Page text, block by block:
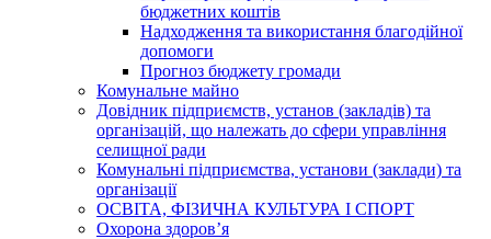
бюджетних коштів
Надходження та використання благодійної
допомоги
Прогноз бюджету громади
Комунальне майно
Довідник підприємств, установ (закладів) та
організацій, що належать до сфери управління
селищної ради
Комунальні підприємства, установи (заклади) та
організації
ОСВІТА, ФІЗИЧНА КУЛЬТУРА І СПОРТ
Охорона здоров’я